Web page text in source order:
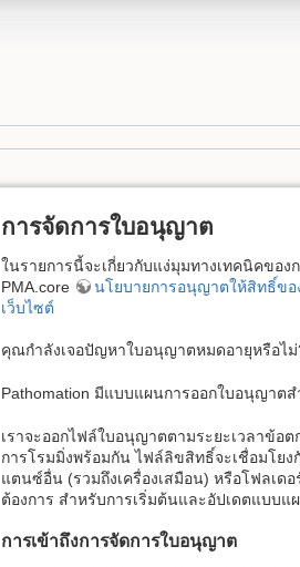
การจัดการใบอนุญาต
ในรายการนี้จะเกี่ยวกับแง่มุมทางเทคนิคขอ
PMA.core
นโยบายการอนุญาตให้สิทธิ์ขอ
เว็บไซต์
คุณกำลังเจอปัญหาใบอนุญาตหมดอายุหรือไม่
Pathomation มีแบบแผนการออกใบอนุญาต
เราจะออกไฟล์ใบอนุญาตตามระยะเวลาข้อ
การโรมมิ่งพร้อมกัน ไฟล์ลิขสิทธิ์จะเชื่อมโย
แตนซ์อื่น (รวมถึงเครื่องเสมือน) หรือโฟลเ
ต้องการ สำหรับการเริ่มต้นและอัปเดตแบบ
การเข้าถึงการจัดการใบอนุญาต